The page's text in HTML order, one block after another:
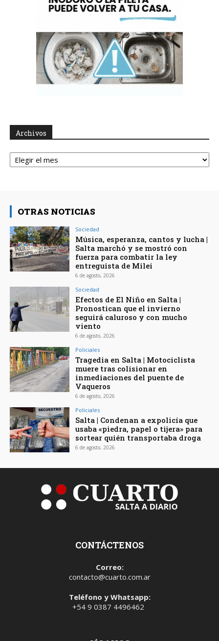
Archivos
Archivos
OTRAS NOTICIAS
Sociedad
Música, esperanza, cantos y lucha |
Salta marchó y se mostró con
fuerza para combatir la ley
entreguista de Milei
6 de agosto, 2026
Sociedad
Efectos de El Niño en Salta |
Pronostican que el invierno
seguirá caluroso y con mucho
viento
6 de agosto, 2026
Policiales
Tragedia en Salta | Motociclista
muere tras colisionar en
inmediaciones del puente de
Vaqueros
6 de agosto, 2026
Policiales
Salta | Condenan a expolicía que
usaba «piedra, papel o tijera» para
sortear quién transportaba droga
6 de agosto, 2026
CONTÁCTENOS
Correo:
contacto@cuarto.com.ar
Teléfono y Whatsapp:
+54 9 0387 4496462